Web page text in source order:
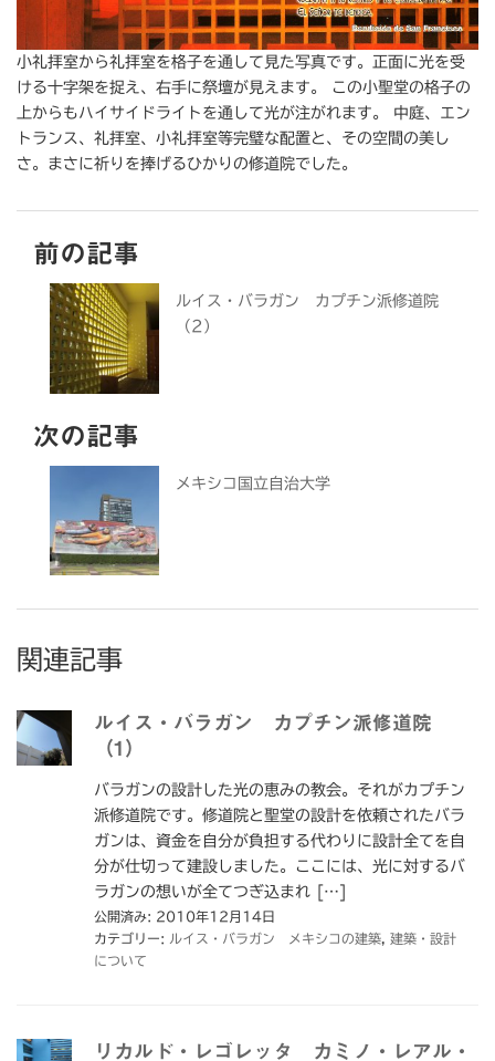
小礼拝室から礼拝室を格子を通して見た写真です。正面に光を受
ける十字架を捉え、右手に祭壇が見えます。 この小聖堂の格子の
上からもハイサイドライトを通して光が注がれます。 中庭、エン
トランス、礼拝室、小礼拝室等完璧な配置と、その空間の美し
さ。まさに祈りを捧げるひかりの修道院でした。
前の記事
ルイス・バラガン カプチン派修道院
（2）
次の記事
メキシコ国立自治大学
関連記事
ルイス・バラガン カプチン派修道院
（1）
バラガンの設計した光の恵みの教会。それがカプチン
派修道院です。修道院と聖堂の設計を依頼されたバラ
ガンは、資金を自分が負担する代わりに設計全てを自
分が仕切って建設しました。ここには、光に対するバ
ラガンの想いが全てつぎ込まれ […]
公開済み: 2010年12月14日
カテゴリー: ルイス・バラガン メキシコの建築, 建築・設計
について
リカルド・レゴレッタ カミノ・レアル・